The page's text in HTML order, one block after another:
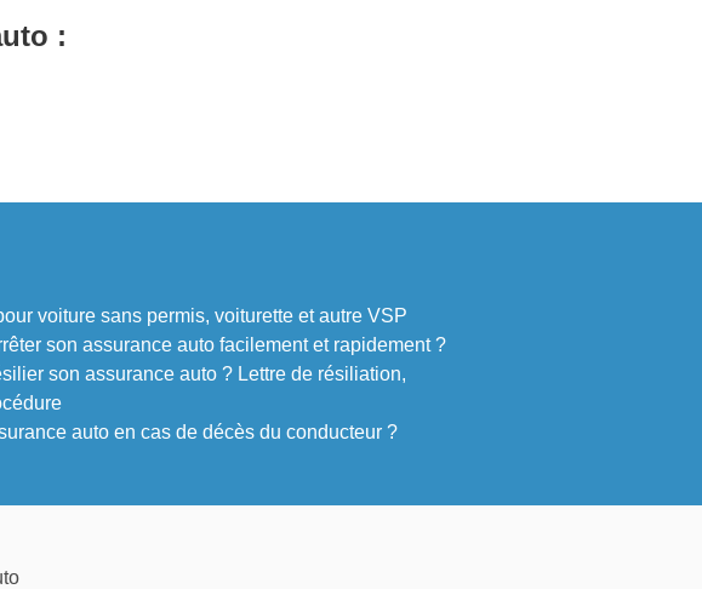
:
voiture sans permis, voiturette et autre VSP
son assurance auto facilement et rapidement ?
son assurance auto ? Lettre de résiliation,
auto en cas de décès du conducteur ?